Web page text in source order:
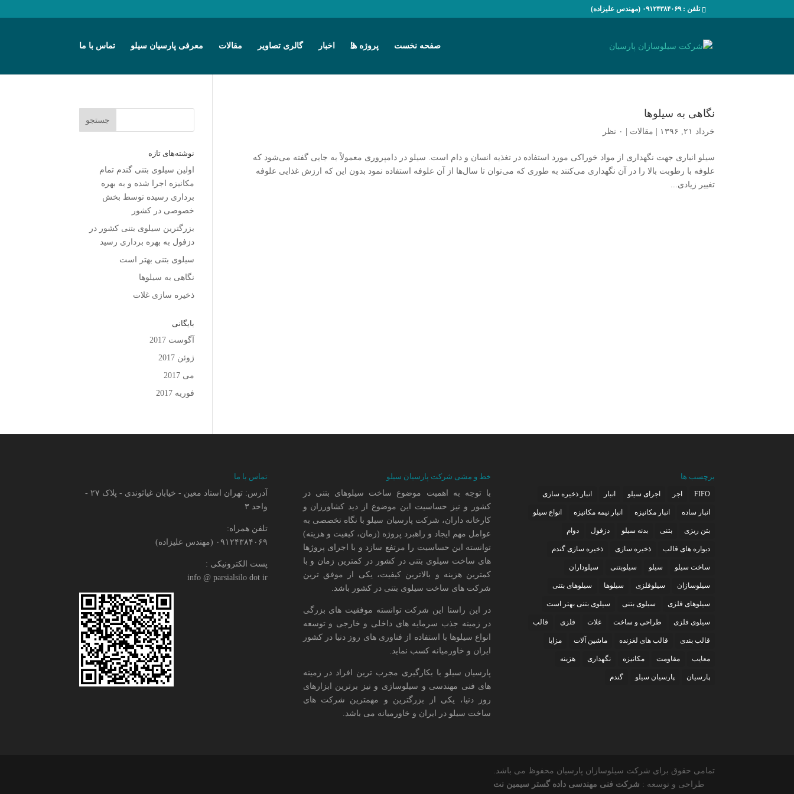
تلفن : ۰۹۱۲۴۳۸۴۰۶۹ (مهندس علیزاده)
صفحه نخست پروژه ها اخبار گالری تصاویر مقالات معرفی پارسیان سیلو تماس با ما
نگاهی به سیلوها
خرداد ۲۱, ۱۳۹۶ مقالات ۰ نظر
سیلو انباری جهت نگهداری از مواد خوراکی مورد استفاده در تغذیه انسان و دام است. سیلو در دامپروری معمولاً به جایی گفته می‌شود که
علوفه با رطوبت بالا را در آن نگهداری می‌کنند به طوری که می‌توان تا سال‌ها از آن علوفه استفاده نمود بدون این که ارزش غذایی علوفه
تغییر زیادی...
نوشته‌های تازه
اولین سیلوی بتنی گندم تمام
مکانیزه اجرا شده و به بهره
برداری رسیده توسط بخش
خصوصی در کشور
بزرگترین سیلوی بتنی کشور در
دزفول به بهره برداری رسید
سیلوی بتنی بهتر است
نگاهی به سیلوها
ذخیره سازی غلات
بایگانی
آگوست 2017
ژوئن 2017
می 2017
فوریه 2017
تماس با ما
آدرس: تهران استاد معین - خیابان غیاثوندی - پلاک ۲۷ -
واحد ۳
تلفن همراه:
۰۹۱۲۴۳۸۴۰۶۹ (مهندس علیزاده)
پست الکترونیکی :
info @ parsialsilo dot ir
خط و مشی شرکت پارسیان سیلو
با توجه به اهمیت موضوع ساخت سیلوهای بتنی در
کشور و نیز حساسیت این موضوع از دید کشاورزان و
کارخانه داران، شرکت پارسیان سیلو با نگاه تخصصی به
عوامل مهم ایجاد و راهبرد پروژه (زمان، کیفیت و هزینه)
توانسته این حساسیت را مرتفع سازد و با اجرای پروژها
های ساخت سیلوی بتنی در کشور در کمترین زمان و با
کمترین هزینه و بالاترین کیفیت، یکی از موفق ترین
شرکت های ساخت سیلوی بتنی در کشور باشد.
در این راستا این شرکت توانسته موفقیت های بزرگی
در زمینه جذب سرمایه های داخلی و خارجی و توسعه
انواع سیلوها با استفاده از فناوری های روز دنیا در کشور
ایران و خاورمیانه کسب نماید.
پارسیان سیلو با بکارگیری مجرب ترین افراد در زمینه
های فنی مهندسی و سیلوسازی و نیز برترین ابزارهای
روز دنیا، یکی از بزرگترین و مهمترین شرکت های
ساخت سیلو در ایران و خاورمیانه می باشد.
برچسب ها
FIFO اجر اجرای سیلو انبار انبار ذخیره سازی
انبار ساده انبار مکانیزه انبار نیمه مکانیزه انواع سیلو
بتن ریزی بتنی بدنه سیلو دزفول دوام
دیواره های قالب ذخیره سازی ذخیره سازی گندم
ساخت سیلو سیلو سیلوبتنی سیلوداران
سیلوسازان سیلوفلزی سیلوها سیلوهای بتنی
سیلوهای فلزی سیلوی بتنی سیلوی بتنی بهتر است
سیلوی فلزی طراحی و ساخت غلات فلزی قالب
قالب بندی قالب های لغزنده ماشین آلات مزایا
معایب مقاومت مکانیزه نگهداری هزینه
پارسیان پارسیان سیلو گندم
تمامی حقوق برای شرکت سیلوسازان پارسیان محفوظ می باشد.
طراحی و توسعه : شرکت فنی مهندسی داده گستر سیمین نت